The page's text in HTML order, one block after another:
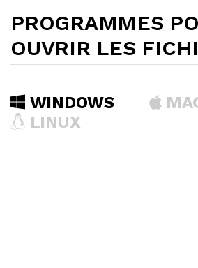
PROGRAMMES
OUVRIR LES
WINDOWS
LINUX